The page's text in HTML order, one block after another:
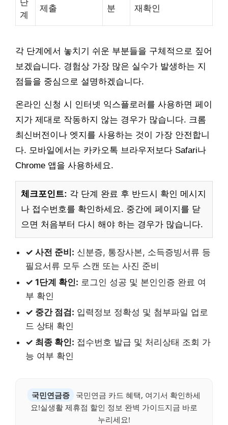
계
제출
분
재확인
각 단계에서 놓치기 쉬운 부분들을 구체적으로 짚어
보겠습니다. 경험상 가장 많은 실수가 발생하는 지
점들을 중심으로 설명하겠습니다.
온라인 신청 시 인터넷 익스플로러를 사용하면 페이
지가 제대로 작동하지 않는 경우가 많습니다. 크롬
최신버전이나 엣지를 사용하는 것이 가장 안전합니
다. 모바일에서는 카카오톡 브라우저보다 Safari나
Chrome 앱을 사용하세요.
체크포인트: 각 단계 완료 후 반드시 확인 메시지
나 접수번호를 확인하세요. 중간에 페이지를 닫
으면 처음부터 다시 해야 하는 경우가 많습니다.
✓ 사전 준비: 신분증, 통장사본, 소득증빙서류 등
필요서류 모두 스캔 또는 사진 준비
✓ 1단계 확인: 로그인 성공 및 본인인증 완료 여
부 확인
✓ 중간 점검: 입력정보 정확성 및 첨부파일 업로
드 상태 확인
✓ 최종 확인: 접수번호 발급 및 처리상태 조회 가
능 여부 확인
국민연금증
국민연금 카드 혜택, 여기서 확인하세
요!실생활 제휴점 할인 정보 완벽 가이드지금 바로
누리세요!